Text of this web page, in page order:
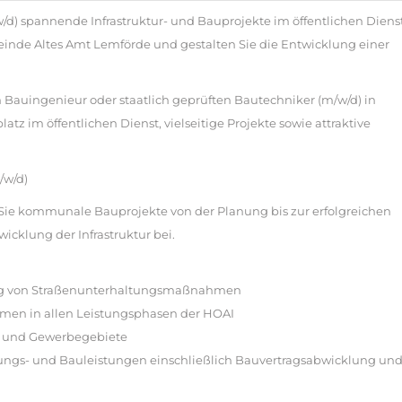
spannende Infrastruktur- und Bauprojekte im öffentlichen
Altes Amt Lemförde und gestalten Sie die Entwicklung einer
oder staatlich geprüften Bautechniker (m/w/d) in
im öffentlichen Dienst, vielseitige Projekte sowie attraktive
d)
kommunale Bauprojekte von der Planung bis zur erfolgreichen
der Infrastruktur bei.
von Straßenunterhaltungsmaßnahmen
in allen Leistungsphasen der HOAI
Gewerbegebiete
und Bauleistungen einschließlich Bauvertragsabwicklung und